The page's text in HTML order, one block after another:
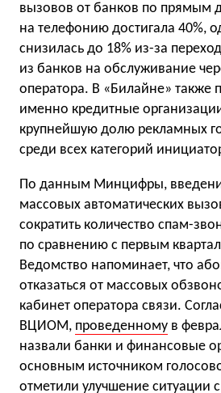
вызовов от банков по прямым
на телефонию достигала 40%,
снизилась до 18% из-за
из банков на обслуживание
оператора. В «Билайне» также
именно кредитные
крупнейшую долю рекламных
среди всех категорий
По данным Минцифры,
массовых автоматических
сократить количество спам-
по сравнению с первым
Ведомство напоминает, что
отказаться от массовых
кабинет оператора связи.
ВЦИОМ, проведенному в
назвали банки и финансовые
основным источником
отметили улучшение ситуации